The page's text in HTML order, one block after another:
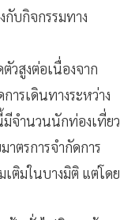
บกิจกรรมทาง
สูงต่อเนื่องจาก
ารเดินทางระหว่าง
จำนวนนักท่องเที่ยว
ตรการจำกัดการ
เติมในบางมิติ แต่โดย